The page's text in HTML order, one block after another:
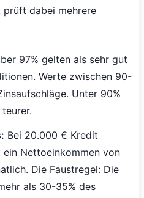
prüft dabei mehrere
97% gelten als sehr gut
Werte zwischen 90-
Unter 90%
Bei 20.000 € Kredit
Nettoeinkommen von
Die Faustregel: Die
als 30-35% des